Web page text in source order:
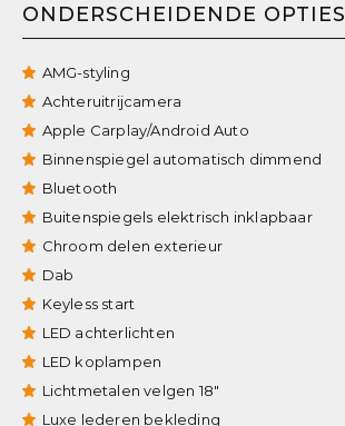
ONDERSCHEIDENDE OPTIES
AMG-styling
Achteruitrijcamera
Apple Carplay/Android Auto
Binnenspiegel automatisch dimmend
Bluetooth
Buitenspiegels elektrisch inklapbaar
Chroom delen exterieur
Dab
Keyless start
LED achterlichten
LED koplampen
Lichtmetalen velgen 18"
Luxe lederen bekleding